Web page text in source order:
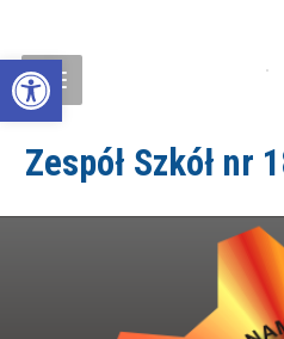
Open toolbar
Zespół Szkół nr